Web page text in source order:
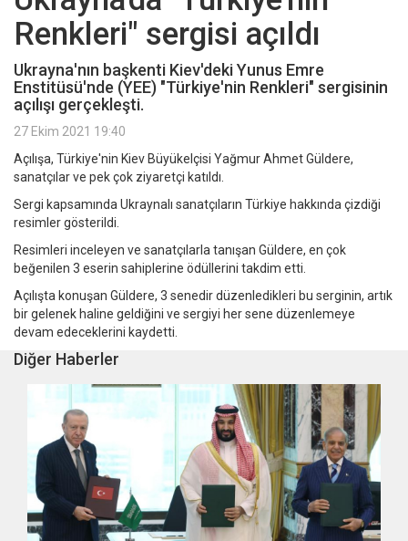
Renkleri" sergisi açıldı
Ukrayna'nın başkenti Kiev'deki Yunus Emre
Enstitüsü'nde (YEE) "Türkiye'nin Renkleri" sergisinin
açılışı gerçekleşti.
27 Ekim 2021 19:40
Açılışa, Türkiye'nin Kiev Büyükelçisi Yağmur Ahmet Güldere,
sanatçılar ve pek çok ziyaretçi katıldı.
Sergi kapsamında Ukraynalı sanatçıların Türkiye hakkında çizdiği
resimler gösterildi.
Resimleri inceleyen ve sanatçılarla tanışan Güldere, en çok
beğenilen 3 eserin sahiplerine ödüllerini takdim etti.
Açılışta konuşan Güldere, 3 senedir düzenledikleri bu serginin, artık
bir gelenek haline geldiğini ve sergiyi her sene düzenlemeye
devam edeceklerini kaydetti.
Diğer Haberler